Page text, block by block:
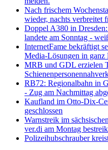
Nach frischem
wieder, nachts verbreitet
Doppel A380 in
landete am Sonntag -
InternetFame bekräftigt
Media-Lösungen in ganz
MRB und GDL erzielen
RB72: Regionalbahn in
- Zug am Nachmittag
Kaufland im Otto-Dix-
geschlossen
Warnstreik im
ver.di am Montag
Polizeihubschrauber